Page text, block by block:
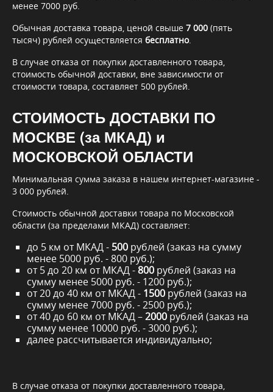
менее 7000 руб.
Обычная доставка товара, ценой свыше 7 000 (пять
тысяч) рублей осуществляется бесплатно.
В случае отказа от покупки доставленного товара,
стоимость обычной доставки, вне зависимости от
стоимости товара, составляет 500 рублей.
СТОИМОСТЬ ДОСТАВКИ ПО
МОСКВЕ (за МКАД) и
МОСКОВСКОЙ ОБЛАСТИ
Минимальная сумма заказа в нашем интернет-магазине -
3 000 рублей.
Стоимость обычной доставки товара по Московской
области (за пределами МКАД) составляет:
до 5 км от МКАД - 500 рублей (заказ на сумму
менее 5000 руб. - 800 руб.);
от 5 до 20 км от МКАД -800 рублей (заказ на
сумму менее 5000 руб. - 1200 руб.);
от 20 до 40 км от МКАД - 1500 рублей (заказ на
сумму менее 7000 руб. - 2500 руб.);
от 40 до 60 км от МКАД –2000 рублей (заказ на
сумму менее 10000 руб. - 3000 руб.);
далее рассчитывается индивидуально;
В случае отказа от покупки доставленного товара,